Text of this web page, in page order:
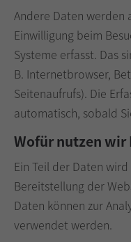
Cum sociis
parturient montes,
quam felis, ultricies
Andere Daten
Einwilligung beim
Systeme erfasst. Das
B. Internetbrowser,
Seitenaufrufs). Die
automatisch, sobald
Wofür nutzen wir
Ein Teil der Daten
Bereitstellung der
Daten können zur
verwendet werden.